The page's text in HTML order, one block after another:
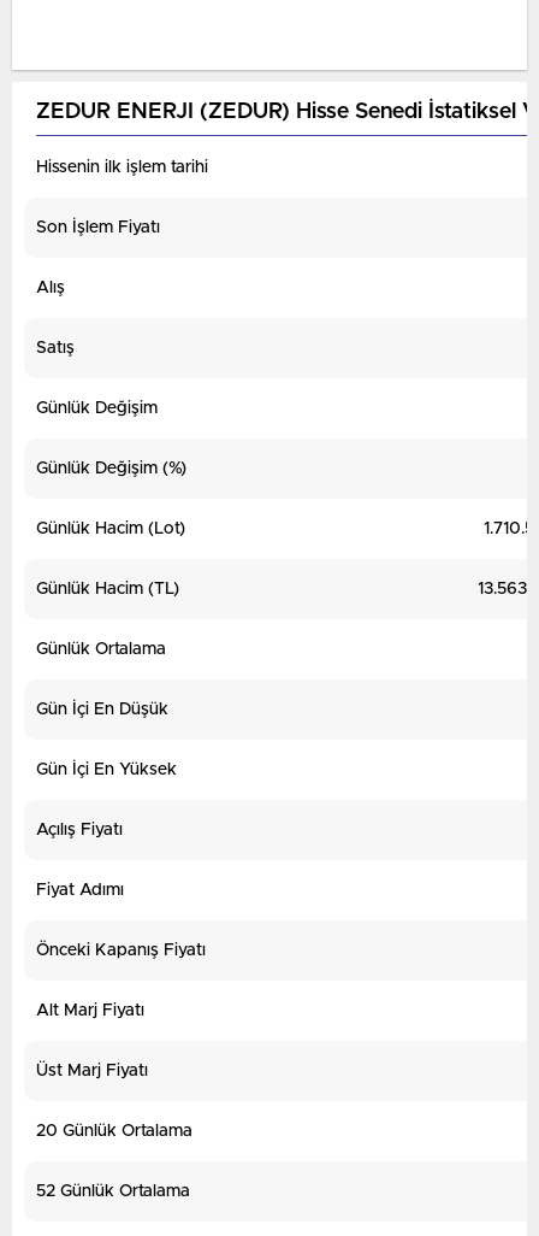
ZEDUR ENERJI (ZEDUR) Hisse Senedi İstatiksel
Hissenin ilk işlem tarihi
Son İşlem Fiyatı
Alış
Satış
Günlük Değişim
Günlük Değişim (%)
Günlük Hacim (Lot)
Günlük Hacim (TL)
Günlük Ortalama
Gün İçi En Düşük
Gün İçi En Yüksek
Açılış Fiyatı
Fiyat Adımı
Önceki Kapanış Fiyatı
Alt Marj Fiyatı
Üst Marj Fiyatı
20 Günlük Ortalama
52 Günlük Ortalama